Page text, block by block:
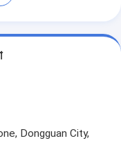
Dongguan City,